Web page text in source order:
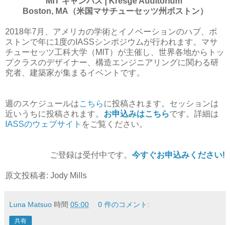
Boston, MA（米国マサチューセッツ州ボストン）
2018年7月、アメリカの学術とイノベーションのハブ、ボ
ストンで年に1度のIASSシンポジウムが行われます。マサ
チューセッツ工科大学（MIT）が主催し、世界各地からトッ
プクラスのデザイナー、構造エンジニアリングに関わる研
究者、建築家が集まるイベントです。
週のスケジュールはこちらに投稿されます。セッションは
近いうちに投稿されます。 お申込みはこちらです。詳細は
IASSのウェブサイト をご覧ください。
ご登録は受付中です。 今すぐお申込みください!
原文投稿者: Jody Mills
Luna Matsuo 時間 05:00 0 件のコメント:
共有